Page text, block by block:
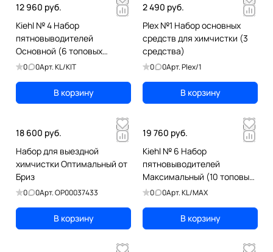
12 960 руб.
Kiehl № 4 Набор
пятновыводителей
Основной (6 топовых
средств)
0 0Арт.KL/KIT
В корзину
2 490 руб.
Plex №1 Набор основных
средств для химчистки (3
средства)
0 0Арт.Plex/1
В корзину
18 600 руб.
Набор для выездной
химчистки Оптимальный от
Бриз
0 0Арт.OP00037433
В корзину
19 760 руб.
Kiehl № 6 Набор
пятновыводителей
Максимальный (10 топовых
средств)
0 0Арт.KL/MAX
В корзину